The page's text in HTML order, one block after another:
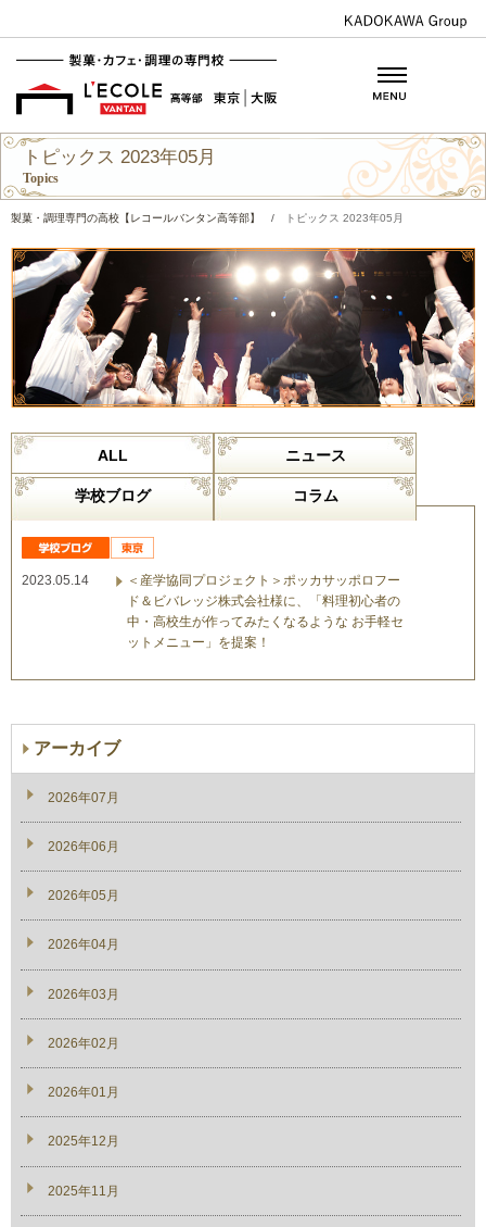
トピックス 2023年05月
Topics
製菓・調理専門の高校【レコールバンタン高等部】 / トピックス 2023年05月
ALL ニュース
学校ブログ コラム
2023.05.14
＜産学協同プロジェクト＞ポッカサッポロフー
ド＆ビバレッジ株式会社様に、「料理初心者の
中・高校生が作ってみたくなるような お手軽セ
ットメニュー」を提案！
アーカイブ
2026年07月
2026年06月
2026年05月
2026年04月
2026年03月
2026年02月
2026年01月
2025年12月
2025年11月